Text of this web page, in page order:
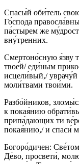
Спасы́й оби́тель
Го́спода
па́стырем же
вну́тренних.
Смертоно́сную я́зву
твое́й/ еди́ным
исцели́вый,/
моли́твами твои́ми.
Разбо́йников,
к покая́нию
припа́дающих ти
покая́нию,/ и спаси́
Богоро́дичен:
Де́во, просвети́,